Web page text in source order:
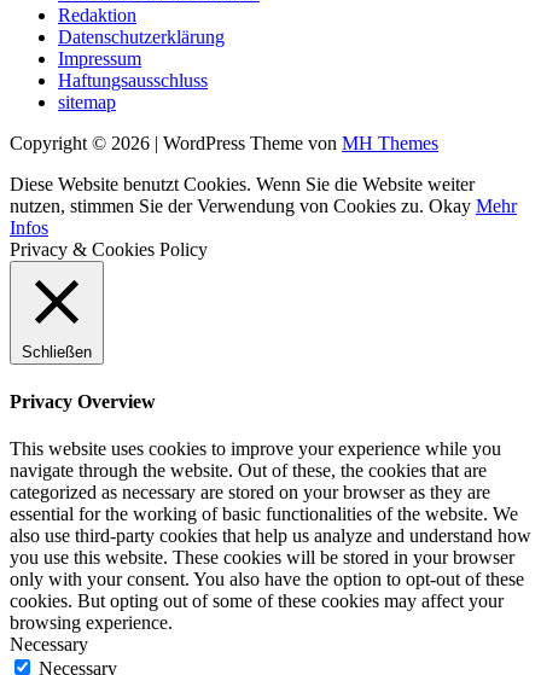
Redaktion
Datenschutzerklärung
Impressum
Haftungsausschluss
sitemap
Copyright © 2026 | WordPress Theme von MH Themes
Diese Website benutzt Cookies. Wenn Sie die Website weiter
nutzen, stimmen Sie der Verwendung von Cookies zu. Okay Mehr
Infos
Privacy & Cookies Policy
Schließen
Privacy Overview
This website uses cookies to improve your experience while you
navigate through the website. Out of these, the cookies that are
categorized as necessary are stored on your browser as they are
essential for the working of basic functionalities of the website. We
also use third-party cookies that help us analyze and understand how
you use this website. These cookies will be stored in your browser
only with your consent. You also have the option to opt-out of these
cookies. But opting out of some of these cookies may affect your
browsing experience.
Necessary
Necessary